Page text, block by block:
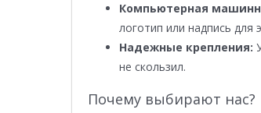
Компьютерная
логотип или надпись для
Надежные крепления:
не скользил.
Почему выбирают нас?